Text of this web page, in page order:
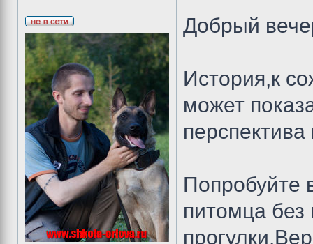
Добрый
История,к
может
Попробуйте
питомца